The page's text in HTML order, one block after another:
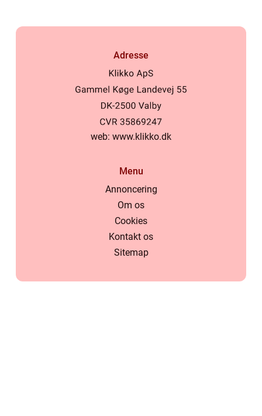
Adresse
web: www.klikko.dk
Menu
Annoncering
Om os
Cookies
Kontakt os
Sitemap